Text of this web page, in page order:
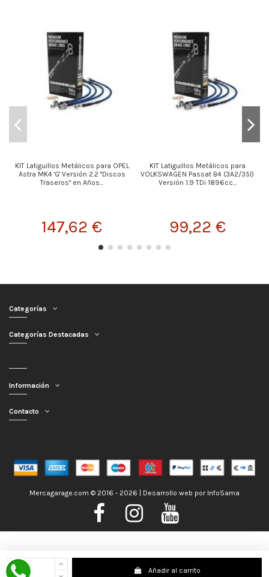
Nos encontramos de Vacaciones, no obstante los pedidos hechos se
despacharán con normalidad; usted puede hacer su pedido y le será enviado en
Añadir al carrito
KIT Latiguillos Metálicos para OPEL
Astra MK4 'G' Versión 2.2 "Discos
Traseros" en Años...
147,62 €
KIT Latiguillos Metálicos para
VOLKSWAGEN Passat B4 (3A2/35I)
Versión 1.9 TDi 1896cc...
99,22 €
Categorías
Categorías Destacadas
Información
Contacto
Mercagarage.com © 2016 - 2026 | Desarrollo web por InfoSama